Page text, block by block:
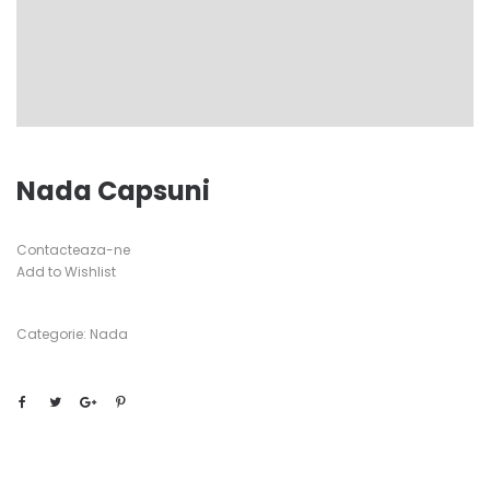
Nada Capsuni
Contacteaza-ne
Add to Wishlist
Categorie: Nada